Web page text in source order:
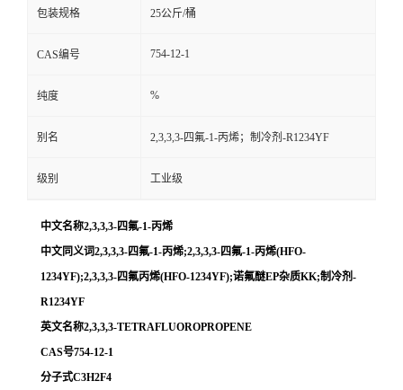
包装规格 25公斤/桶
CAS编号 754-12-1
纯度 %
别名 2,3,3,3-四氟-1-丙烯；制冷剂-R1234YF
级别 工业级
中文名称2,3,3,3-四氟-1-丙烯
中文同义词2,3,3,3-四氟-1-丙烯;2,3,3,3-四氟-1-丙烯(HFO-
1234YF);2,3,3,3-四氟丙烯(HFO-1234YF);诺氟醚EP杂质KK;制冷剂-
R1234YF
英文名称2,3,3,3-TETRAFLUOROPROPENE
CAS号754-12-1
分子式C3H2F4